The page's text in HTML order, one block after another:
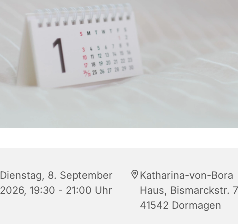
Dienstag, 8. September
2026, 19:30 - 21:00 Uhr
Katharina-von-Bora
Haus, Bismarckstr.
41542 Dormagen